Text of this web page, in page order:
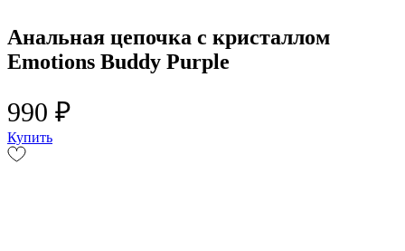
Анальная цепочка с кристаллом
Emotions Buddy Purple
990 ₽
Купить